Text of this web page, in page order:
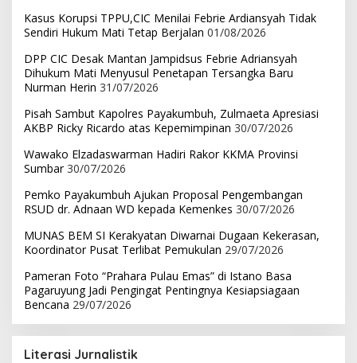
Kasus Korupsi TPPU,CIC Menilai Febrie Ardiansyah Tidak
Sendiri Hukum Mati Tetap Berjalan 01/08/2026
DPP CIC Desak Mantan Jampidsus Febrie Adriansyah
Dihukum Mati Menyusul Penetapan Tersangka Baru
Nurman Herin 31/07/2026
Pisah Sambut Kapolres Payakumbuh, Zulmaeta Apresiasi
AKBP Ricky Ricardo atas Kepemimpinan 30/07/2026
Wawako Elzadaswarman Hadiri Rakor KKMA Provinsi
Sumbar 30/07/2026
Pemko Payakumbuh Ajukan Proposal Pengembangan
RSUD dr. Adnaan WD kepada Kemenkes 30/07/2026
MUNAS BEM SI Kerakyatan Diwarnai Dugaan Kekerasan,
Koordinator Pusat Terlibat Pemukulan 29/07/2026
Pameran Foto “Prahara Pulau Emas” di Istano Basa
Pagaruyung Jadi Pengingat Pentingnya Kesiapsiagaan
Bencana 29/07/2026
Literasi Jurnalistik